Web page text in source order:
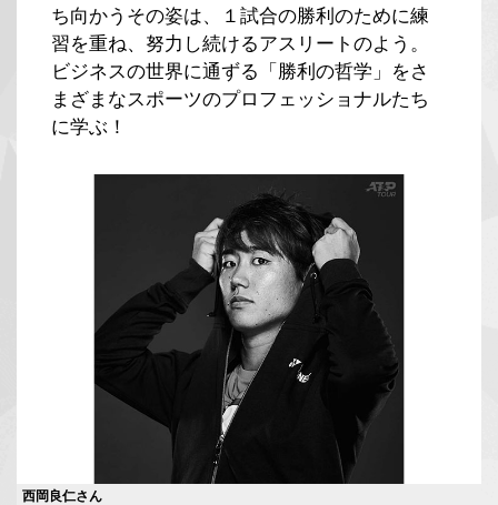
ち向かうその姿は、１試合の勝利のために練
習を重ね、努力し続けるアスリートのよう。
ビジネスの世界に通ずる「勝利の哲学」をさ
まざまなスポーツのプロフェッショナルたち
に学ぶ！
西岡良仁さん